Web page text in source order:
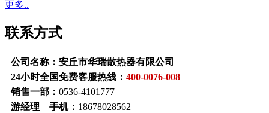
更多..
联系方式
公司名称：安丘市华瑞散热器有限公司
24小时全国免费客服热线： 400-0076-008
销售一部： 0536-4101777
游经理 手机： 18678028562